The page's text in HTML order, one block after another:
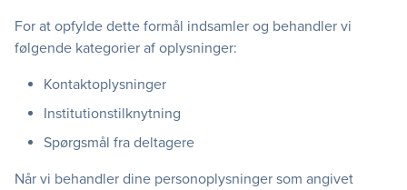
For at opfylde dette formål indsamler og behandler vi
følgende kategorier af oplysninger:
Kontaktoplysninger
Institutionstilknytning
Spørgsmål fra deltagere
Når vi behandler dine personoplysninger som angivet